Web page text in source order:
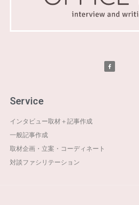
Service
インタビュー取材＋記事作成
一般記事作成
取材企画・立案・コーディネート
対談ファシリテーション